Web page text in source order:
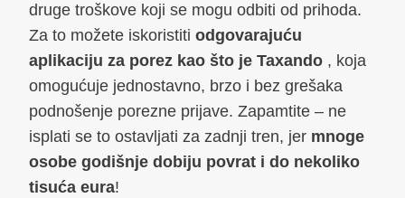
druge troškove koji se mogu odbiti od prihoda.
Za to možete iskoristiti odgovarajuću
aplikaciju za porez kao što je Taxando , koja
omogućuje jednostavno, brzo i bez grešaka
podnošenje porezne prijave. Zapamtite – ne
isplati se to ostavljati za zadnji tren, jer mnoge
osobe godišnje dobiju povrat i do nekoliko
tisuća eura!